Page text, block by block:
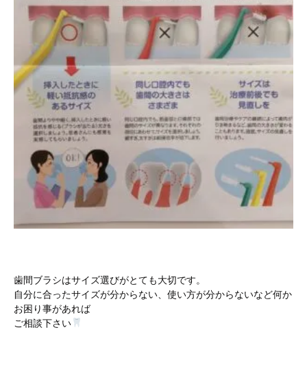
歯間ブラシはサイズ選びがとても大切です。
自分に合ったサイズが分からない、使い方が分からないなど何か
お困り事があれば
ご相談下さい